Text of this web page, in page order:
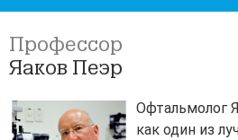
Профессор
Яаков Пеэр
Офтальмолог
как один из